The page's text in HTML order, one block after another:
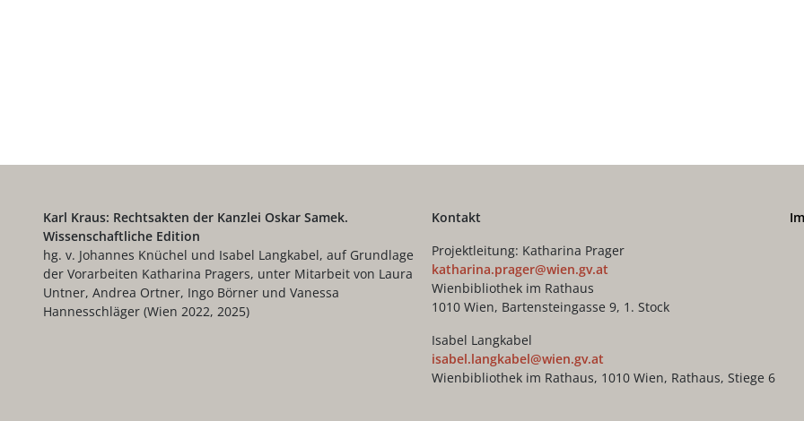
Karl Kraus: Rechtsakten der Kanzlei Oskar Samek.
Wissenschaftliche Edition
hg. v. Johannes Knüchel und Isabel Langkabel, auf Grundlage
der Vorarbeiten Katharina Pragers, unter Mitarbeit von Laura
Untner, Andrea Ortner, Ingo Börner und Vanessa
Hannesschläger (Wien 2022, 2025)
Kontakt
Projektleitung: Katharina Prager
katharina.prager@wien.gv.at
Wienbibliothek im Rathaus
1010 Wien, Bartensteingasse 9, 1. Stock
Isabel Langkabel
isabel.langkabel@wien.gv.at
Wienbibliothek im Rathaus, 1010 Wien, Rathaus, Stiege 6